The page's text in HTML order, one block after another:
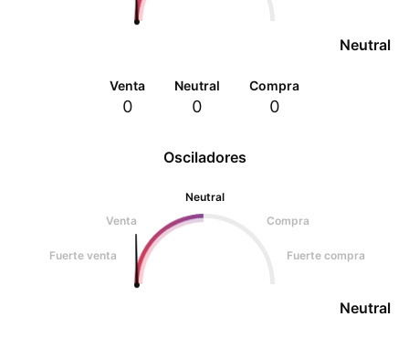
Osciladores
Neutral
Venta
Compra
Fuerte venta Fuerte compra
Neutral
Neutral
Venta
0
Neutral
0
Compra
0